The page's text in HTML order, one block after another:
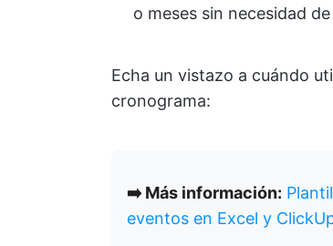
o meses sin necesidad
Echa un vistazo a cuándo
cronograma:
➡️ Más información:
eventos en Excel y